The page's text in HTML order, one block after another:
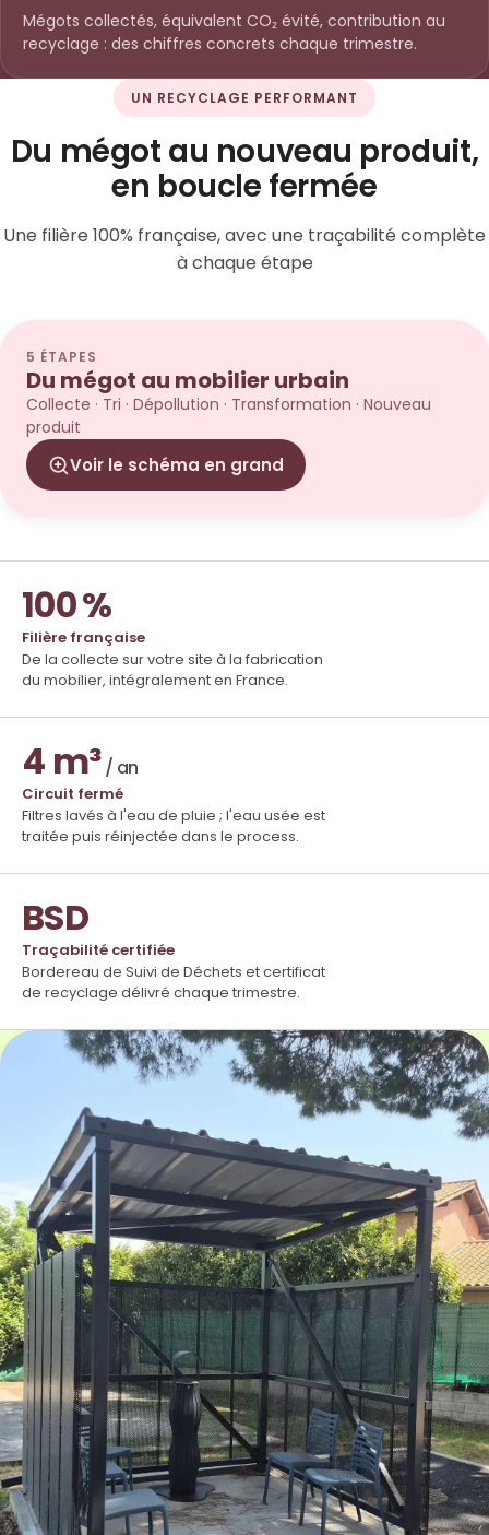
Mégots collectés, équivalent CO₂ évité, contribution au
recyclage : des chiffres concrets chaque trimestre.
UN RECYCLAGE PERFORMANT
Du mégot au nouveau produit,
en boucle fermée
Une filière 100% française, avec une traçabilité complète
à chaque étape
5 ÉTAPES
Du mégot au mobilier urbain
Collecte · Tri · Dépollution · Transformation · Nouveau
produit
Voir le schéma en grand
100 %
Filière française
De la collecte sur votre site à la fabrication
du mobilier, intégralement en France.
4 m³/ an
Circuit fermé
Filtres lavés à l'eau de pluie ; l'eau usée est
traitée puis réinjectée dans le process.
BSD
Traçabilité certifiée
Bordereau de Suivi de Déchets et certificat
de recyclage délivré chaque trimestre.